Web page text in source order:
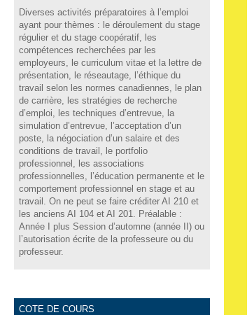
Diverses activités préparatoires à l’emploi
ayant pour thèmes : le déroulement du stage
régulier et du stage coopératif, les
compétences recherchées par les
employeurs, le curriculum vitae et la lettre de
présentation, le réseautage, l’éthique du
travail selon les normes canadiennes, le plan
de carrière, les stratégies de recherche
d’emploi, les techniques d’entrevue, la
simulation d’entrevue, l’acceptation d’un
poste, la négociation d’un salaire et des
conditions de travail, le portfolio
professionnel, les associations
professionnelles, l’éducation permanente et le
comportement professionnel en stage et au
travail. On ne peut se faire créditer AI 210 et
les anciens AI 104 et AI 201. Préalable :
Année I plus Session d’automne (année II) ou
l’autorisation écrite de la professeure ou du
professeur.
COTE DE COURS